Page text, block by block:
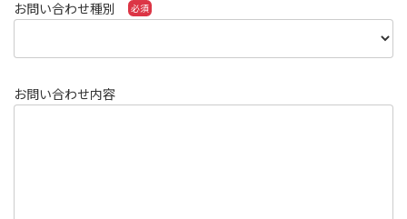
お問い合わせ種別
お問い合わせ内容